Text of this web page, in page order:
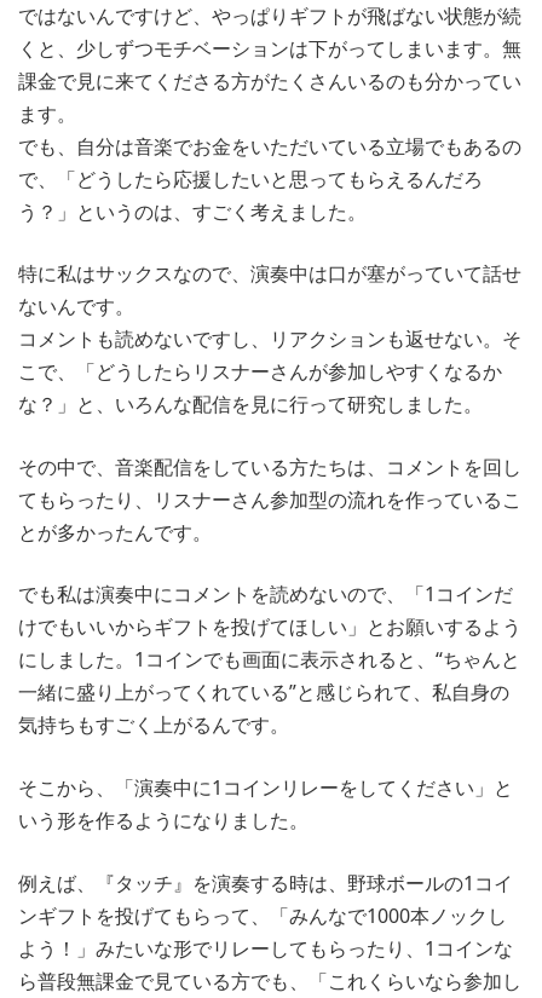
ではないんですけど、やっぱりギフトが飛ばない状態が続
くと、少しずつモチベーションは下がってしまいます。無
課金で見に来てくださる方がたくさんいるのも分かってい
ます。
でも、自分は音楽でお金をいただいている立場でもあるの
で、「どうしたら応援したいと思ってもらえるんだろ
う？」というのは、すごく考えました。
特に私はサックスなので、演奏中は口が塞がっていて話せ
ないんです。
コメントも読めないですし、リアクションも返せない。そ
こで、「どうしたらリスナーさんが参加しやすくなるか
な？」と、いろんな配信を見に行って研究しました。
その中で、音楽配信をしている方たちは、コメントを回し
てもらったり、リスナーさん参加型の流れを作っているこ
とが多かったんです。
でも私は演奏中にコメントを読めないので、「1コインだ
けでもいいからギフトを投げてほしい」とお願いするよう
にしました。1コインでも画面に表示されると、“ちゃんと
一緒に盛り上がってくれている”と感じられて、私自身の
気持ちもすごく上がるんです。
そこから、「演奏中に1コインリレーをしてください」と
いう形を作るようになりました。
例えば、『タッチ』を演奏する時は、野球ボールの1コイ
ンギフトを投げてもらって、「みんなで1000本ノックし
よう！」みたいな形でリレーしてもらったり、1コインな
ら普段無課金で見ている方でも、「これくらいなら参加し